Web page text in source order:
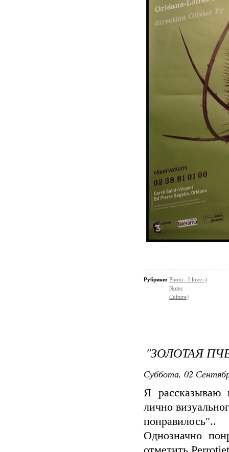
Рубрики: Photo - I love=)
Notes
Culture}
"ЗОЛОТАЯ
Суббота, 02
Я рассказываю
лично
понравилось"..
Однозначно